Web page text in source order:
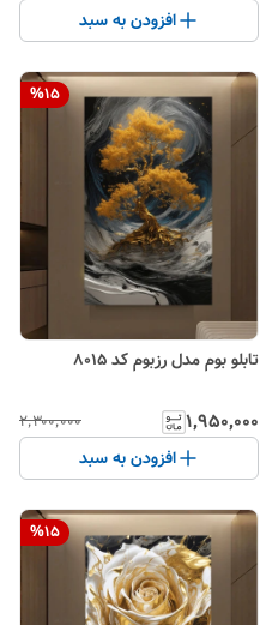
افزودن به سبد
%15
تابلو بوم مدل رزبوم کد 8015
۱٬۹۵۰٬۰۰۰ ۲٬۳۰۰٬۰۰۰
افزودن به سبد
%15